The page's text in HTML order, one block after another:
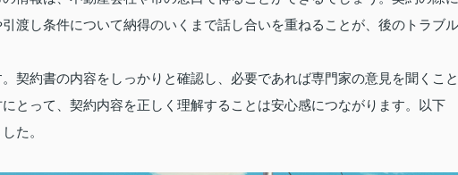
渡し条件について納得のいくまで話し合いを重ねることが、後のトラブル
契約書の内容をしっかりと確認し、必要であれば専門家の意見を聞くこと
とって、契約内容を正しく理解することは安心感につながります。以下
た。